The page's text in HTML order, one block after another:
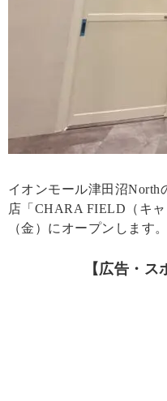
イオンモール津田沼North
店「CHARA FIELD（キ
（金）にオープンします。
【広告・ス